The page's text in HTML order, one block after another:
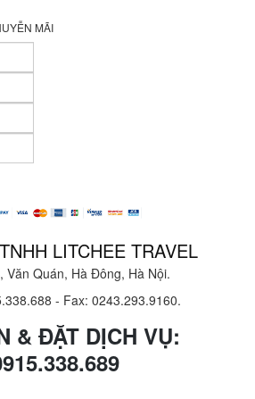
MÃI
LITCHEE TRAVEL
Văn Quán, Hà Đông, Hà Nội.
- Fax: 0243.293.9160.
& ĐẶT DỊCH VỤ: